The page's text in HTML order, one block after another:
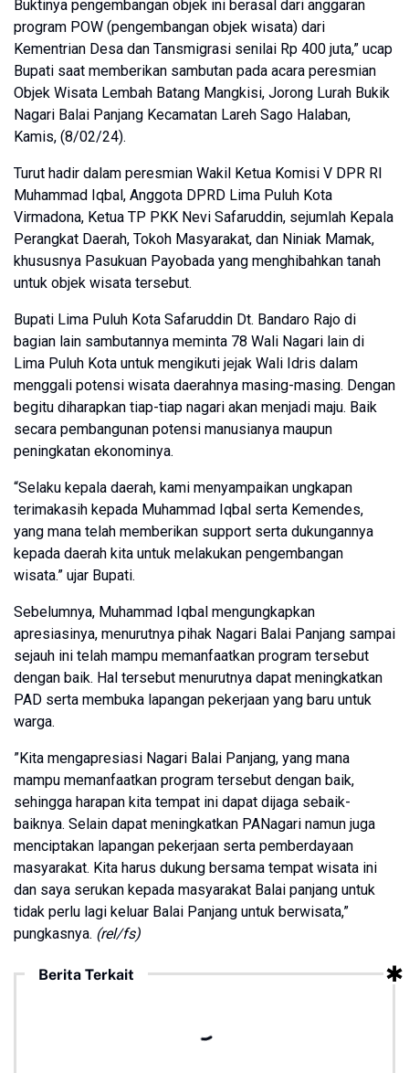
Buktinya pengembangan objek ini berasal dari anggaran
program POW (pengembangan objek wisata) dari
Kementrian Desa dan Tansmigrasi senilai Rp 400 juta,” ucap
Bupati saat memberikan sambutan pada acara peresmian
Objek Wisata Lembah Batang Mangkisi, Jorong Lurah Bukik
Nagari Balai Panjang Kecamatan Lareh Sago Halaban,
Kamis, (8/02/24).
Turut hadir dalam peresmian Wakil Ketua Komisi V DPR RI
Muhammad Iqbal, Anggota DPRD Lima Puluh Kota
Virmadona, Ketua TP PKK Nevi Safaruddin, sejumlah Kepala
Perangkat Daerah, Tokoh Masyarakat, dan Niniak Mamak,
khususnya Pasukuan Payobada yang menghibahkan tanah
untuk objek wisata tersebut.
Bupati Lima Puluh Kota Safaruddin Dt. Bandaro Rajo di
bagian lain sambutannya meminta 78 Wali Nagari lain di
Lima Puluh Kota untuk mengikuti jejak Wali Idris dalam
menggali potensi wisata daerahnya masing-masing. Dengan
begitu diharapkan tiap-tiap nagari akan menjadi maju. Baik
secara pembangunan potensi manusianya maupun
peningkatan ekonominya.
“Selaku kepala daerah, kami menyampaikan ungkapan
terimakasih kepada Muhammad Iqbal serta Kemendes,
yang mana telah memberikan support serta dukungannya
kepada daerah kita untuk melakukan pengembangan
wisata.” ujar Bupati.
Sebelumnya, Muhammad Iqbal mengungkapkan
apresiasinya, menurutnya pihak Nagari Balai Panjang sampai
sejauh ini telah mampu memanfaatkan program tersebut
dengan baik. Hal tersebut menurutnya dapat meningkatkan
PAD serta membuka lapangan pekerjaan yang baru untuk
warga.
”Kita mengapresiasi Nagari Balai Panjang, yang mana
mampu memanfaatkan program tersebut dengan baik,
sehingga harapan kita tempat ini dapat dijaga sebaik-
baiknya. Selain dapat meningkatkan PANagari namun juga
menciptakan lapangan pekerjaan serta pemberdayaan
masyarakat. Kita harus dukung bersama tempat wisata ini
dan saya serukan kepada masyarakat Balai panjang untuk
tidak perlu lagi keluar Balai Panjang untuk berwisata,”
pungkasnya. (rel/fs)
Berita Terkait